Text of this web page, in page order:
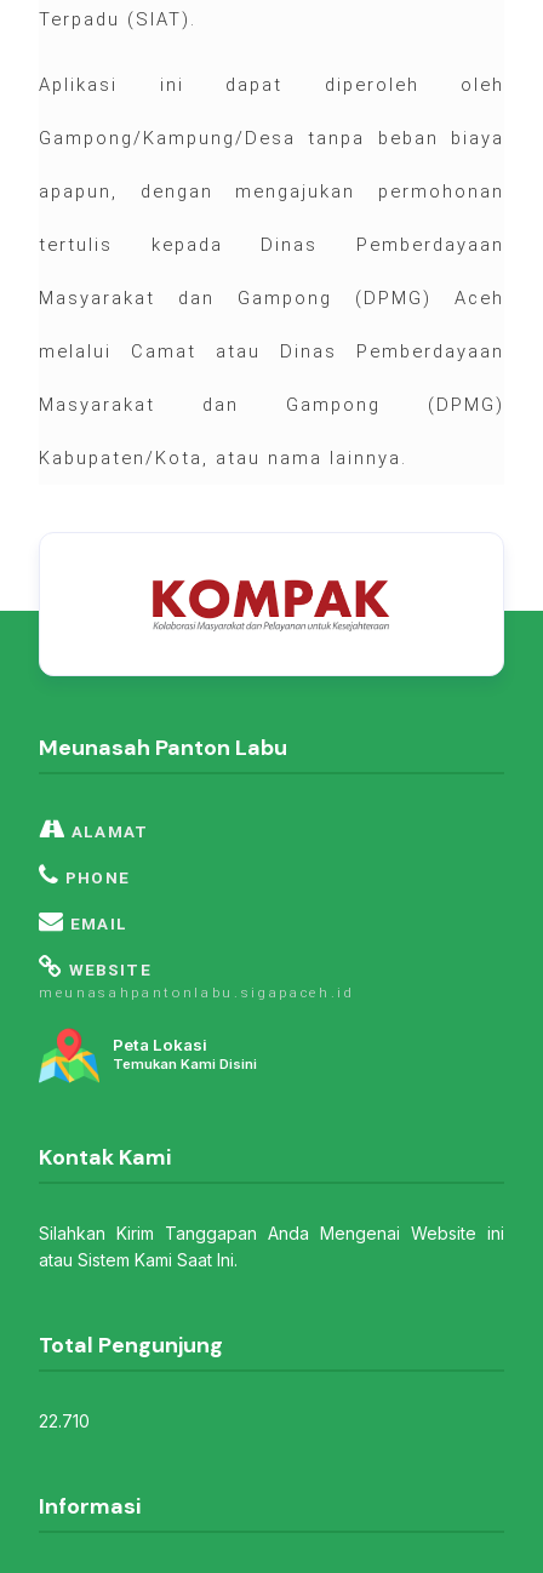
Terpadu (SIAT).
Aplikasi ini dapat diperoleh oleh
Gampong/Kampung/Desa tanpa beban biaya
apapun, dengan mengajukan permohonan
tertulis kepada Dinas Pemberdayaan
Masyarakat dan Gampong (DPMG) Aceh
melalui Camat atau Dinas Pemberdayaan
Masyarakat dan Gampong (DPMG)
Kabupaten/Kota, atau nama lainnya.
Meunasah Panton Labu
ALAMAT
PHONE
EMAIL
WEBSITE
meunasahpantonlabu.sigapaceh.id
Peta Lokasi
Temukan Kami Disini
Kontak Kami
Silahkan Kirim Tanggapan Anda Mengenai Website ini
atau Sistem Kami Saat Ini.
Total Pengunjung
22.710
Informasi